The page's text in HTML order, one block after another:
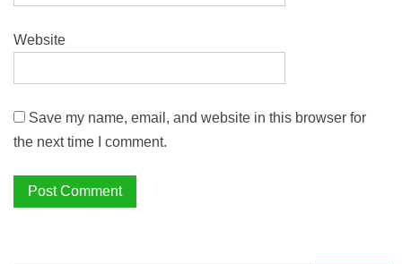
Website
Save my name, email, and website in this browser for
the next time I comment.